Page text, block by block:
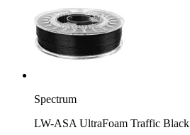
Spectrum
LW-ASA UltraFoam Traffic Black